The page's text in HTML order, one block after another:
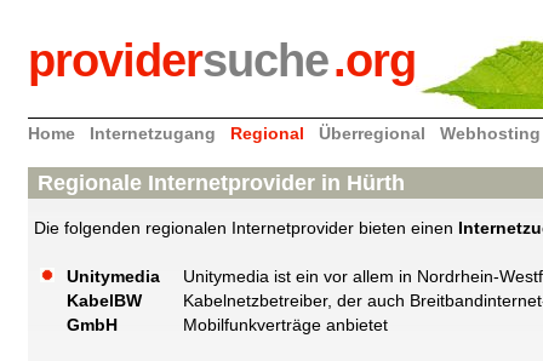
providersuche.org
Home Internetzugang Regional Überregional Webhosting
Regionale Internetprovider in Hürth
Die folgenden regionalen Internetprovider bieten einen
Unitymedia
KabelBW
GmbH
Unitymedia ist ein vor allem in Nordrhein-
Kabelnetzbetreiber, der auch
Mobilfunkverträge anbietet